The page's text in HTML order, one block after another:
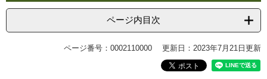
ページ内目次
ページ番号：0002110000 更新日：2023年7月21日更新